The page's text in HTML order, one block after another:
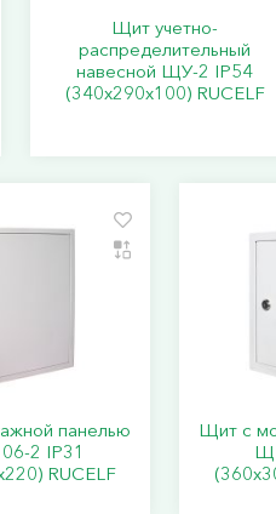
Щит учетно-
распределительный
навесной ЩУ-2 IP54
(340х290х100) RUCELF
панелью
2 IP31
RUCELF
Щит с